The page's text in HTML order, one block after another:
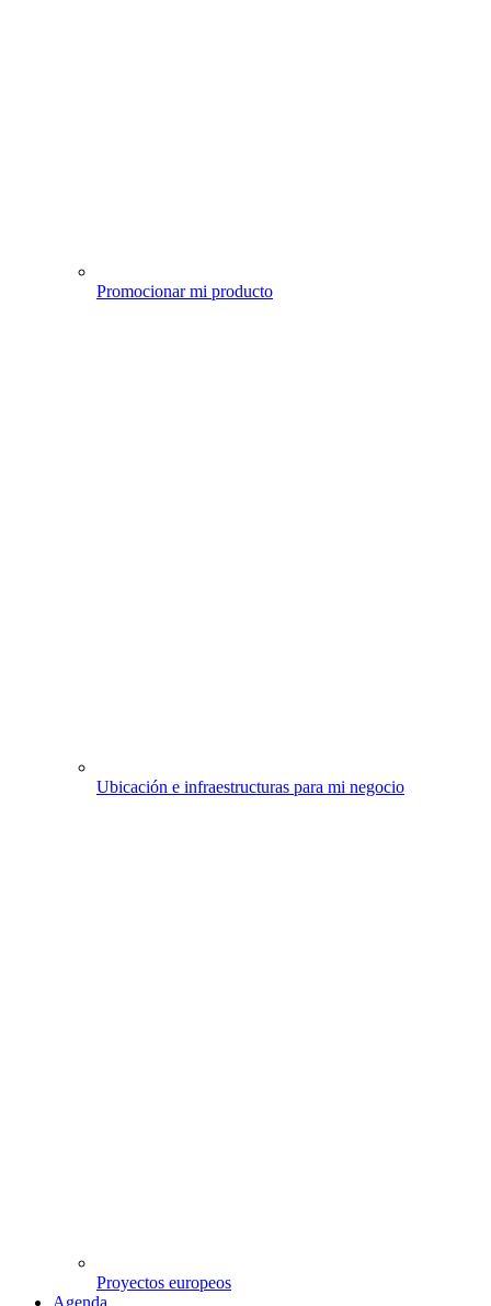
Promocionar mi producto
Ubicación e infraestructuras para mi negocio
Proyectos europeos